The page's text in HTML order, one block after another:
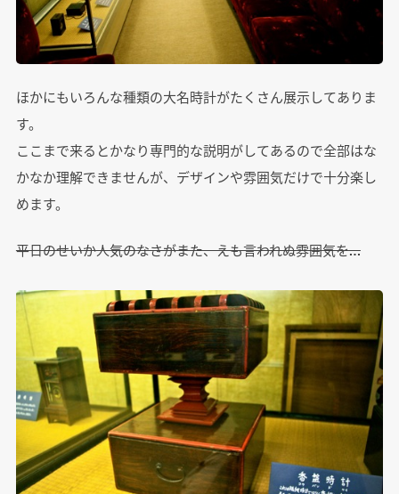
ほかにもいろんな種類の大名時計がたくさん展示してありま
す。
ここまで来るとかなり専門的な説明がしてあるので全部はな
かなか理解できませんが、デザインや雰囲気だけで十分楽し
めます。
平日のせいか人気のなさがまた、えも言われぬ雰囲気を…